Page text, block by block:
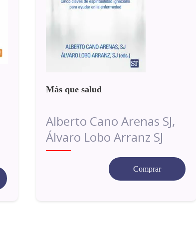
Más que salud
Alberto Cano Arenas SJ,
Álvaro Lobo Arranz SJ
Comprar